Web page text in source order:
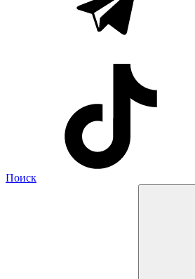
Поиск